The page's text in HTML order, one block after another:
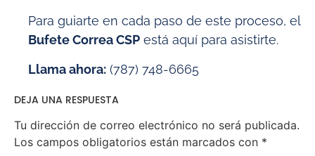
Para guiarte en cada paso de este proceso, el
Bufete Correa CSP está aquí para asistirte.
Llama ahora: (787) 748-6665
DEJA UNA RESPUESTA
Tu dirección de correo electrónico no será publicada.
Los campos obligatorios están marcados con *